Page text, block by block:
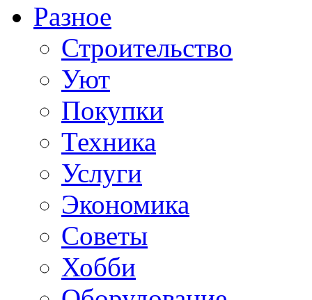
Разное
Строительство
Уют
Покупки
Техника
Услуги
Экономика
Советы
Хобби